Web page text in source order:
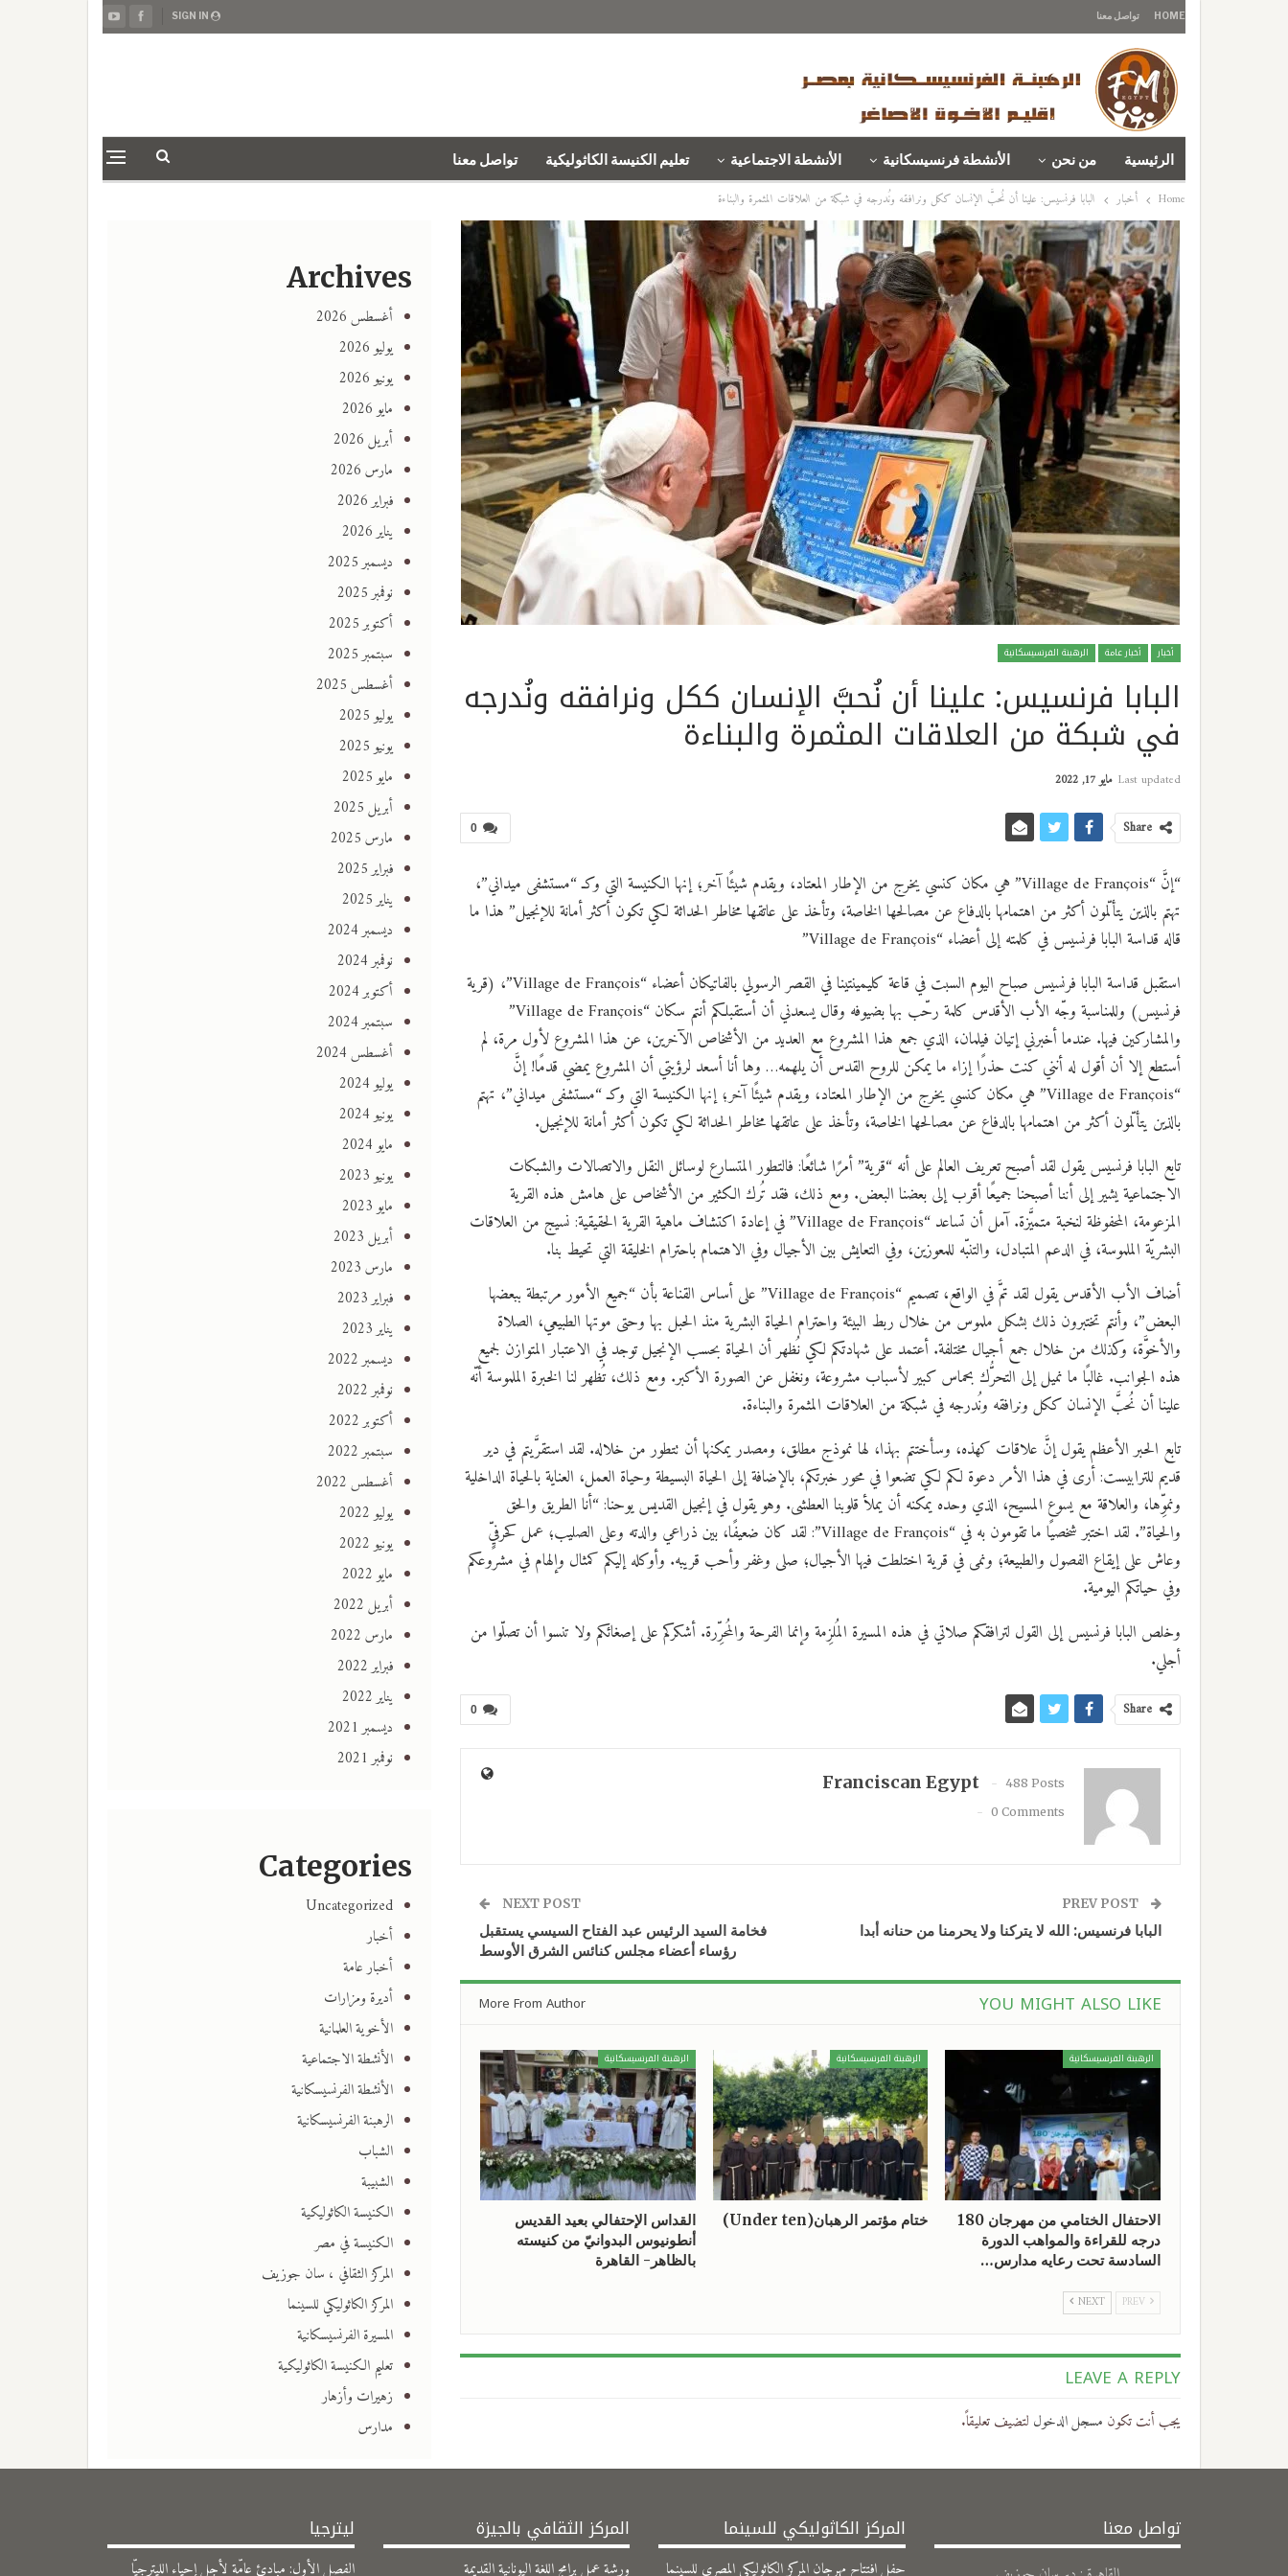
HOME تواصل معنا
الرئيسية من نحن الأنشطة فرنسيسكانية الأنشطة الاجتماعية تعليم الكنيسة الكاثوليكية تواصل معنا
Home أخبار البابا فرنسيس: علينا أن نُحبَّ الإنسان ككل ونرافقه ونُدرجه في شبكة من العلاقات المثمرة والبناءة
أخبار أخبار عامة الرهبنة الفرنسيسكانية
البابا فرنسيس: علينا أن نُحبَّ الإنسان ككل ونرافقه ونُدرجه
في شبكة من العلاقات المثمرة والبناءة
Last updated مايو 17, 2022
0 Share
“إنَّ “Village de François” هي مكان كنسي يخرج من الإطار المعتاد، ويقدم شيئًا آخر؛ إنها الكنيسة التي وكـ “مستشفى ميداني”،
تهتم بالذين يتألّمون أكثر من اهتمامها بالدفاع عن مصالحها الخاصة، وتأخذ على عاتقها مخاطر الحداثة لكي تكون أكثر أمانة للإنجيل” هذا ما
قاله قداسة البابا فرنسيس في كلمته إلى أعضاء “Village de François”
استقبل قداسة البابا فرنسيس صباح اليوم السبت في قاعة كليمينتينا في القصر الرسولي بالفاتيكان أعضاء “Village de François”، (قرية
فرنسيس) وللمناسبة وجّه الأب الأقدس كلمة رحّب بها بضيوفه وقال يسعدني أن أستقبلكم أنتم سكان “Village de François”
والمشاركين فيها. عندما أخبرني إتيان فيلمان، الذي جمع هذا المشروع مع العديد من الأشخاص الآخرين، عن هذا المشروع لأول مرة، لم
أستطع إلا أن أقول له أنني كنت حذرًا إزاء ما يمكن للروح القدس أن يلهمه… وها أنا أسعد لرؤيتي أن المشروع يمضي قدمًا! إنَّ
“Village de François” هي مكان كنسي يخرج من الإطار المعتاد، ويقدم شيئًا آخر؛ إنها الكنيسة التي وكـ “مستشفى ميداني”، تهتم
بالذين يتألّمون أكثر من اهتمامها بالدفاع عن مصالحها الخاصة، وتأخذ على عاتقها مخاطر الحداثة لكي تكون أكثر أمانة للإنجيل.
تابع البابا فرنسيس يقول لقد أصبح تعريف العالم على أنه “قرية” أمرًا شائعًا: فالتطور المتسارع لوسائل النقل والاتصالات والشبكات
الاجتماعية يشير إلى أننا أصبحنا جميعًا أقرب إلى بعضنا البعض. ومع ذلك، فقد تُرك الكثير من الأشخاص على هامش هذه القرية
المزعومة، المحفوظة لنخبة متميَّزة. آمل أن تساعد “Village de François” في إعادة اكتشاف ماهية القرية الحقيقية: نسيج من العلاقات
البشريّة الملموسة، في الدعم المتبادل، والتنبّه للمعوزين، وفي التعايش بين الأجيال وفي الاهتمام باحترام الخليقة التي تحيط بنا.
أضاف الأب الأقدس يقول لقد تمَّ في الواقع، تصميم “Village de François” على أساس القناعة بأن “جميع الأمور مرتبطة ببعضها
البعض”، وأنتم تختبرون ذلك بشكل ملموس من خلال ربط البيئة واحترام الحياة البشرية منذ الحبل بها وحتى موتها الطبيعي، الصلاة
والأخوَّة، وكذلك من خلال جمع أجيال مختلفة. أعتمد على شهادتكم لكي نُظهر أن الحياة بحسب الإنجيل توجد في الاعتبار المتوازن لجميع
هذه الجوانب. غالبًا ما نميل إلى التحرُّك بحماس كبير لأسباب مشروعة، ونغفل عن الصورة الأكبر. ومع ذلك، تُظهر لنا الخبرة الملموسة أنّه
علينا أن نُحبَّ الإنسان ككل ونرافقه ونُدرجه في شبكة من العلاقات المثمرة والبناءة.
تابع الحبر الأعظم يقول إنَّ علاقات كهذه، وسأختتم بهذا، لها نموذج مطلق، ومصدر يمكنها أن تتطور من خلاله. لقد استقرَّيتم في دير
قديم للترابيست: أرى في هذا الأمر دعوة لكم لكي تضعوا في محور خبرتكم، بالإضافة إلى الحياة البسيطة وحياة العمل، العناية بالحياة الداخلية
ونموِّها، والعلاقة مع يسوع المسيح، الذي وحده يمكنه أن يملأ قلوبنا العطشى. وهو يقول في إنجيل القديس يوحنا: “أنا الطريق والحق
والحياة”. لقد اختبر شخصيًا ما تقومون به في “Village de François”: لقد كان ضعيفًا، بين ذراعي والدته وعلى الصليب؛ عمل كحرفيٍّ
وعاش على إيقاع الفصول والطبيعة؛ ونمى في قرية اختلطت فيها الأجيال؛ صلى وغفر وأحب قريبه. وأوكله إليكم كمثال وإلهام في مشروعكم
وفي حياتكم اليومية.
وخلص البابا فرنسيس إلى القول لترافقكم صلاتي في هذه المسيرة المُلزِمة وإنما الفرحة والمُحرِّرة. أشكركم على إصغائكم ولا تنسوا أن تصلّوا من
أجلي.
0 Share
Franciscan Egypt
488 Posts
0 Comments
البابا فرنسيس: الله لا يتركنا ولا يحرمنا من حنانه أبدا
NEXT POST
فخامة السيد الرئيس عبد الفتاح السيسي يستقبل
رؤساء أعضاء مجلس كنائس الشرق الأوسط
YOU MIGHT ALSO LIKE
More From Author
الرهبنة الفرنسيسكانية
الاحتفال الختامي من مهرجان 180
درجه للقراءة والمواهب الدورة
السادسة تحت رعايه مدارس…
الرهبنة الفرنسيسكانية
ختام مؤتمر الرهبان(Under ten)
الرهبنة الفرنسيسكانية
القداس الإحتفالي بعيد القديس
أنطونيوس البدوانيّ من كنيسته
بالظاهر- القاهرة
NEXT
LEAVE A REPLY
يجب أنت تكون مسجل الدخول لتضيف تعليقاً.
Archives
أغسطس 2026
يوليو 2026
يونيو 2026
مايو 2026
أبريل 2026
مارس 2026
فبراير 2026
يناير 2026
ديسمبر 2025
نوفمبر 2025
أكتوبر 2025
سبتمبر 2025
أغسطس 2025
يوليو 2025
يونيو 2025
مايو 2025
أبريل 2025
مارس 2025
فبراير 2025
يناير 2025
ديسمبر 2024
نوفمبر 2024
أكتوبر 2024
سبتمبر 2024
أغسطس 2024
يوليو 2024
يونيو 2024
مايو 2024
يونيو 2023
مايو 2023
أبريل 2023
مارس 2023
فبراير 2023
يناير 2023
ديسمبر 2022
نوفمبر 2022
أكتوبر 2022
سبتمبر 2022
أغسطس 2022
يوليو 2022
يونيو 2022
مايو 2022
أبريل 2022
مارس 2022
فبراير 2022
يناير 2022
ديسمبر 2021
نوفمبر 2021
Categories
Uncategorized
أخبار
أخبار عامة
أديرة ومزارات
الأخوية العلمانية
الأنشطة الاجتماعية
الأنشطة الفرنسيسكانية
الرهبنة الفرنسيسكانية
الشباب
الشبيبة
الكنيسة الكاثوليكية
الكنيسة في مصر
المركز الثقافي ، سان جوزيف
المركز الكاثوليكي للسينما
المسيرة الفرنسيسكانية
تعليم الكنيسة الكاثوليكية
زهيرات وأزهار
مدارس
تواصل معنا المركز الكاثوليكي للسينما
حفل افتتاح مهرجان المركز الكاثوليكي المصري للسينما
المركز الثقافي بالجيزة
ورشة عمل برامج اللغة اليونانية القديمة
ليترجيا
الفصل الأول: مبادئ عامّة لأجل إحياء الليترجيّا